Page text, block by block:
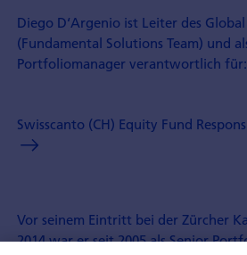
Diego D‘Argenio ist Leiter des
(Fundamental Solutions Team) und
Portfoliomanager verantwortlich für:
Swisscanto (CH) Equity Fund
Vor seinem Eintritt bei der Zürcher
2014 war er seit 2005 als Senior